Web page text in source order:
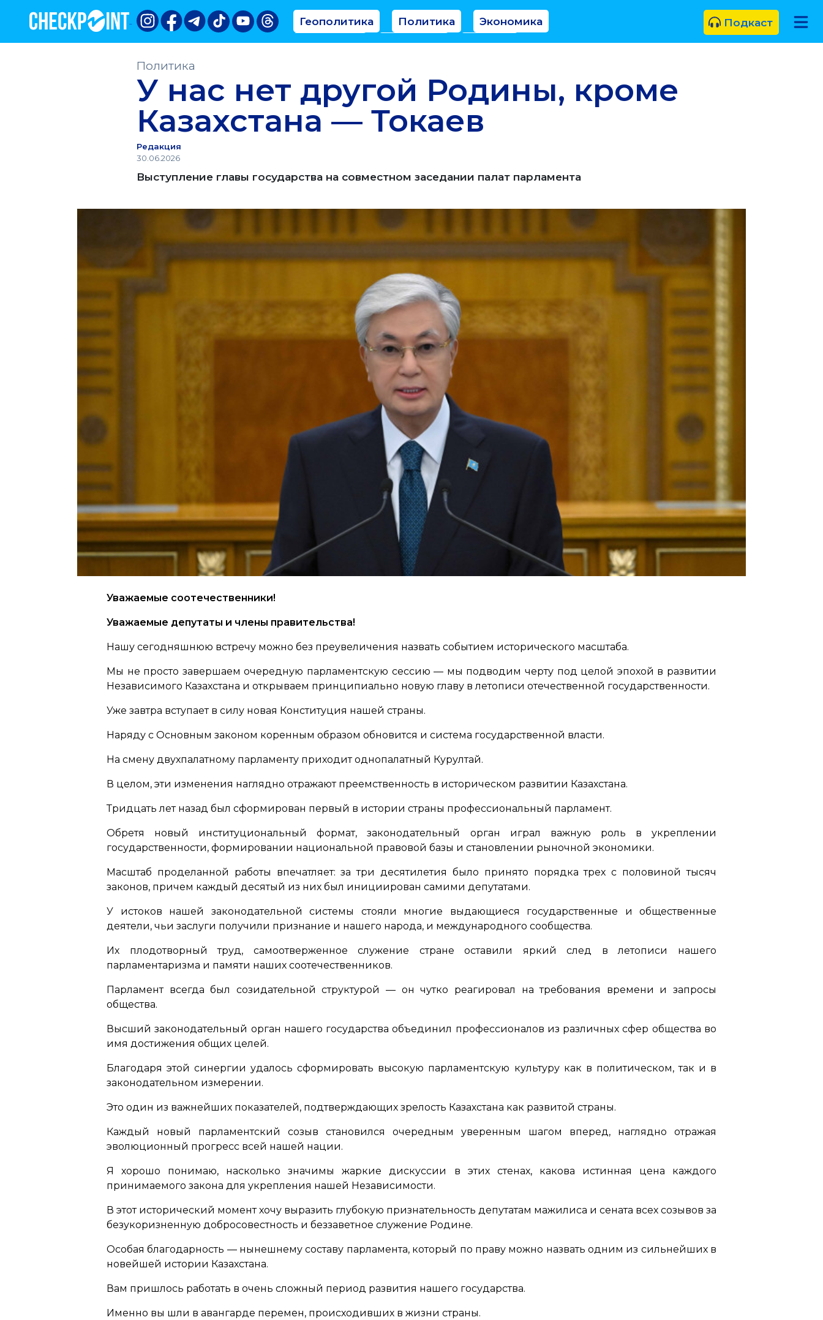
Геополитика Политика
Экономика
Аналитика
Интервью Мнение
Подкаст
Политика
У нас нет другой Родины, кроме
Казахстана — Токаев
Редакция
30.06.2026
Выступление главы государства на совместном заседании палат парламента
Уважаемые соотечественники!
Уважаемые депутаты и члены правительства!
Нашу сегодняшнюю встречу можно без преувеличения назвать событием исторического масштаба.
Мы не просто завершаем очередную парламентскую сессию — мы подводим черту под целой эпохой в развитии
Независимого Казахстана и открываем принципиально новую главу в летописи отечественной государственности.
Уже завтра вступает в силу новая Конституция нашей страны.
Наряду с Основным законом коренным образом обновится и система государственной власти.
На смену двухпалатному парламенту приходит однопалатный Курултай.
В целом, эти изменения наглядно отражают преемственность в историческом развитии Казахстана.
Тридцать лет назад был сформирован первый в истории страны профессиональный парламент.
Обретя новый институциональный формат, законодательный орган играл важную роль в укреплении
государственности, формировании национальной правовой базы и становлении рыночной экономики.
Масштаб проделанной работы впечатляет: за три десятилетия было принято порядка трех с половиной тысяч
законов, причем каждый десятый из них был инициирован самими депутатами.
У истоков нашей законодательной системы стояли многие выдающиеся государственные и общественные
деятели, чьи заслуги получили признание и нашего народа, и международного сообщества.
Их плодотворный труд, самоотверженное служение стране оставили яркий след в летописи нашего
парламентаризма и памяти наших соотечественников.
Парламент всегда был созидательной структурой — он чутко реагировал на требования времени и запросы
общества.
Высший законодательный орган нашего государства объединил профессионалов из различных сфер общества во
имя достижения общих целей.
Благодаря этой синергии удалось сформировать высокую парламентскую культуру как в политическом, так и в
законодательном измерении.
Это один из важнейших показателей, подтверждающих зрелость Казахстана как развитой страны.
Каждый новый парламентский созыв становился очередным уверенным шагом вперед, наглядно отражая
эволюционный прогресс всей нашей нации.
Я хорошо понимаю, насколько значимы жаркие дискуссии в этих стенах, какова истинная цена каждого
принимаемого закона для укрепления нашей Независимости.
В этот исторический момент хочу выразить глубокую признательность депутатам мажилиса и сената всех созывов за
безукоризненную добросовестность и беззаветное служение Родине.
Особая благодарность — нынешнему составу парламента, который по праву можно назвать одним из сильнейших в
новейшей истории Казахстана.
Вам пришлось работать в очень сложный период развития нашего государства.
Именно вы шли в авангарде перемен, происходивших в жизни страны.